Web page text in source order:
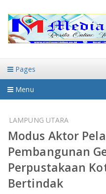
Pages
Menu
DAERAH
NASIONAL
DAERAH
HUKUM-KRIMINAL
PENDIDIKAN
LAMPUNG UTARA
Modus Aktor
Pembangunan
Perpustakaan
Bertindak